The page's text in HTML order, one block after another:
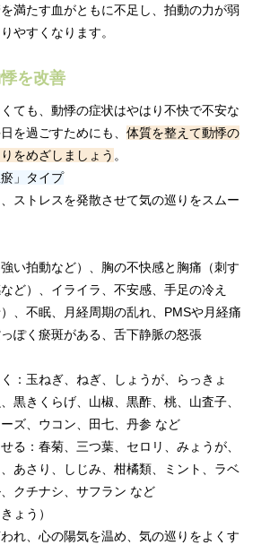
満たす血がともに不足し、拍動の力が弱
やすくなります。
を改善
ても、動悸の症状はやはり不快で不安な
を過ごすためにも、体質を整えて動悸の
をめざしましょう 。
瘀」タイプ
ストレスを発散させて気の巡りをスムー
い拍動など）、胸の不快感と胸痛（刺す
ど）、イライラ、不安感、手足の冷え
）、不眠、月経周期の乱れ、PMSや月経痛
ぽく瘀斑がある、舌下静脈の怒張
：玉ねぎ、ねぎ、しょうが、らっきょ
黒きくらげ、山椒、黒酢、桃、山査子、
ズ、ウコン、田七、丹参 など
る：春菊、三つ葉、セロリ、みょうが、
あさり、しじみ、柑橘類、ミント、ラベ
クチナシ、サフラン など
ょう）
われ、心の陽気を温め、気の巡りをよくす